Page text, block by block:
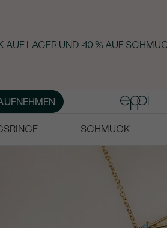
LAGER UND -10 % AUF
SCHMUCK